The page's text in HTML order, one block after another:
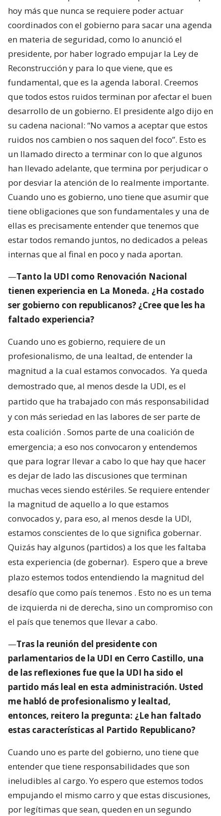
hoy más que nunca se requiere poder actuar
coordinados con el gobierno para sacar una agenda
en materia de seguridad, como lo anunció el
presidente, por haber logrado empujar la Ley de
Reconstrucción y para lo que viene, que es
fundamental, que es la agenda laboral. Creemos
que todos estos ruidos terminan por afectar el buen
desarrollo de un gobierno. El presidente algo dijo en
su cadena nacional: “No vamos a aceptar que estos
ruidos nos cambien o nos saquen del foco”. Esto es
un llamado directo a terminar con lo que algunos
han llevado adelante, que termina por perjudicar o
por desviar la atención de lo realmente importante.
Cuando uno es gobierno, uno tiene que asumir que
tiene obligaciones que son fundamentales y una de
ellas es precisamente entender que tenemos que
estar todos remando juntos, no dedicados a peleas
internas que al final en poco y nada aportan.
—Tanto la UDI como Renovación Nacional
tienen experiencia en La Moneda. ¿Ha costado
ser gobierno con republicanos? ¿Cree que les ha
faltado experiencia?
Cuando uno es gobierno, requiere de un
profesionalismo, de una lealtad, de entender la
magnitud a la cual estamos convocados. Ya queda
demostrado que, al menos desde la UDI, es el
partido que ha trabajado con más responsabilidad
y con más seriedad en las labores de ser parte de
esta coalición . Somos parte de una coalición de
emergencia; a eso nos convocaron y entendemos
que para lograr llevar a cabo lo que hay que hacer
es dejar de lado las discusiones que terminan
muchas veces siendo estériles. Se requiere entender
la magnitud de aquello a lo que estamos
convocados y, para eso, al menos desde la UDI,
estamos conscientes de lo que significa gobernar.
Quizás hay algunos (partidos) a los que les faltaba
esta experiencia (de gobernar). Espero que a breve
plazo estemos todos entendiendo la magnitud del
desafío que como país tenemos . Esto no es un tema
de izquierda ni de derecha, sino un compromiso con
el país que tenemos que llevar a cabo.
—Tras la reunión del presidente con
parlamentarios de la UDI en Cerro Castillo, una
de las reflexiones fue que la UDI ha sido el
partido más leal en esta administración. Usted
me habló de profesionalismo y lealtad,
entonces, reitero la pregunta: ¿Le han faltado
estas características al Partido Republicano?
Cuando uno es parte del gobierno, uno tiene que
entender que tiene responsabilidades que son
ineludibles al cargo. Yo espero que estemos todos
empujando el mismo carro y que estas discusiones,
por legítimas que sean, queden en un segundo